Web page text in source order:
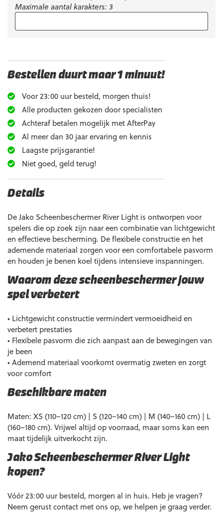
Maximale aantal karakters: 3
Bestellen duurt maar 1 minuut!
Voor 23:00 uur besteld, morgen thuis!
Alle producten gekozen door specialisten
Achteraf betalen mogelijk met AfterPay
Al meer dan 30 jaar ervaring en kennis
Laagste prijsgarantie!
Niet goed, geld terug!
Details
De Jako Scheenbeschermer River Light is ontworpen voor
spelers die op zoek zijn naar een combinatie van lichtgewicht
en effectieve bescherming. De flexibele constructie en het
ademende materiaal zorgen voor een comfortabele pasvorm
en houden je benen koel tijdens intensieve inspanningen.
Waarom deze scheenbeschermer jouw
spel verbetert
• Lichtgewicht constructie vermindert vermoeidheid en
verbetert prestaties
• Flexibele pasvorm die zich aanpast aan de bewegingen van
je been
• Ademend materiaal voorkomt overmatig zweten en zorgt
voor comfort
Beschikbare maten
Maten: XS (110–120 cm) | S (120–140 cm) | M (140–160 cm) | L
(160–180 cm). Vrijwel altijd op voorraad, maar soms kan een
maat tijdelijk uitverkocht zijn.
Jako Scheenbeschermer River Light
kopen?
Vóór 23:00 uur besteld, morgen al in huis. Heb je vragen?
Neem gerust contact met ons op, we helpen je graag verder.